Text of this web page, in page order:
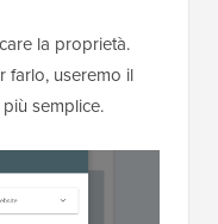
la proprietà.
farlo, useremo il
semplice.